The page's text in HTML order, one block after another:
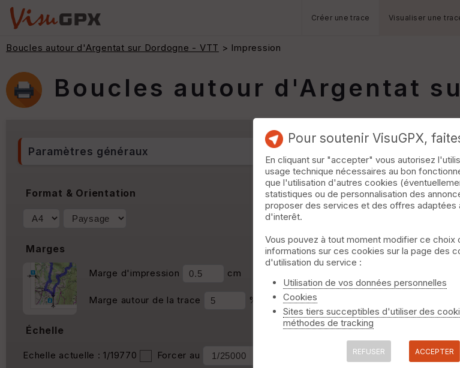
Créer une trace Visualiser une
Boucles autour d'Argentat sur Dordogne - VTT > Impression
Boucles autour d'Argentat
Paramètres généraux
Format & Orientation
Marges
Marge d'impression cm
Marge autour de la trace %
Échelle
Echelle actuelle : 1/19770 Forcer au
Pour soutenir VisuGPX,
En cliquant sur "accepter" vous autorisez
usage technique nécessaires au bon
que l'utilisation d'autres cookies
statistiques ou de personnalisation des
proposer des services et des offres adaptées
d'interêt.
Vous pouvez à tout moment modifier ce choix
informations sur ces cookies sur la page des
d'utilisation du service :
Utilisation de vos données personnelles
Cookies
Sites tiers succeptibles d'utiliser des
méthodes de tracking
REFUSER ACCEPTER